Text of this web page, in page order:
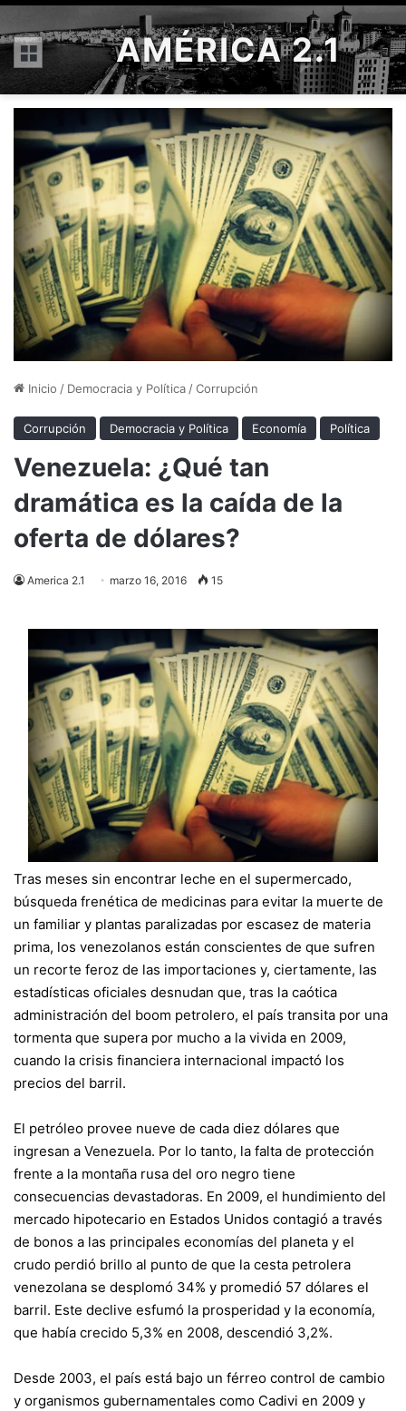
Menú AMÉRICA 2.1
Inicio / Democracia y Política /Corrupción
Corrupción Democracia y Política Economía Política
Venezuela: ¿Qué tan
dramática es la caída de la
oferta de dólares?
America 2.1 marzo 16, 2016 15
Tras meses sin encontrar leche en el supermercado,
búsqueda frenética de medicinas para evitar la muerte de
un familiar y plantas paralizadas por escasez de materia
prima, los venezolanos están conscientes de que sufren
un recorte feroz de las importaciones y, ciertamente, las
estadísticas oficiales desnudan que, tras la caótica
administración del boom petrolero, el país transita por una
tormenta que supera por mucho a la vivida en 2009,
cuando la crisis financiera internacional impactó los
precios del barril.
El petróleo provee nueve de cada diez dólares que
ingresan a Venezuela. Por lo tanto, la falta de protección
frente a la montaña rusa del oro negro tiene
consecuencias devastadoras. En 2009, el hundimiento del
mercado hipotecario en Estados Unidos contagió a través
de bonos a las principales economías del planeta y el
crudo perdió brillo al punto de que la cesta petrolera
venezolana se desplomó 34% y promedió 57 dólares el
barril. Este declive esfumó la prosperidad y la economía,
que había crecido 5,3% en 2008, descendió 3,2%.
Desde 2003, el país está bajo un férreo control de cambio
y organismos gubernamentales como Cadivi en 2009 y